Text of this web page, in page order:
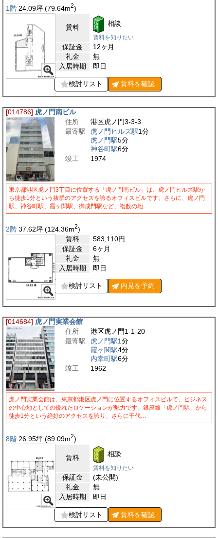
1階 24.09坪 (79.64m2)
賃料 相談
賃料を知りたい
保証金
12ヶ月
礼金
無
入居時期
即日
検討リスト 賃料を確認
[014786] 虎ノ門南ビル
住所
港区虎ノ門3-3-3
最寄駅
虎ノ門ヒルズ駅1分
虎ノ門駅5分
神谷町駅6分
竣工
1974
東京都港区虎ノ門3丁目に位置する「虎ノ門南ビル」は、虎ノ門ヒルズ駅か
ら徒歩1分という抜群のアクセスを誇るオフィスビルです。さらに、虎ノ門
駅、神谷町駅、霞ヶ関駅、御成門駅など、複数の地…
2階 37.62坪 (124.36m2)
賃料
583,110円
保証金
6ヶ月
礼金
無
入居時期
即日
検討リスト 内見を予約
[014684] 虎ノ門実業会館
住所
港区虎ノ門1-1-20
最寄駅
虎ノ門駅1分
霞ヶ関駅4分
内幸町駅6分
竣工
1962
虎ノ門実業会館は、東京都港区虎ノ門に位置するオフィスビルで、ビジネス
の中心地としての優れたロケーションが魅力です。銀座線「虎ノ門駅」から
徒歩1分という絶好のアクセスを誇り、さらに千代…
8階 26.95坪 (89.09m2)
賃料 相談
賃料を知りたい
保証金
(未公開)
礼金
無
入居時期
即日
検討リスト 賃料を確認